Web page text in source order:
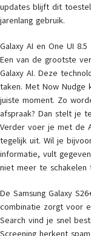
updates blijft dit
jarenlang gebruik.
Galaxy AI en One UI 8.5
Een van de grootste
Galaxy AI. Deze
taken. Met Now
juiste moment. Zo
afspraak? Dan stelt je
Verder voer je met de
tegelijk uit. Wil je
informatie, vult
niet meer te schakelen
De Samsung Galaxy
combinatie zorgt voor
Search vind je snel